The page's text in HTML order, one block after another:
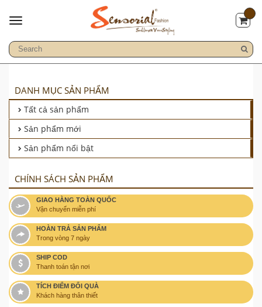
DANH MỤC SẢN PHẨM
Tất cả sản phẩm
Sản phẩm mới
Sản phẩm nổi bật
CHÍNH SÁCH SẢN PHẨM
GIAO HÀNG TOÀN QUỐC
Vận chuyển miễn phí
HOÀN TRẢ SẢN PHẨM
Trong vòng 7 ngày
SHIP COD
Thanh toán tận nơi
TÍCH ĐIỂM ĐỔI QUÀ
Khách hàng thân thiết